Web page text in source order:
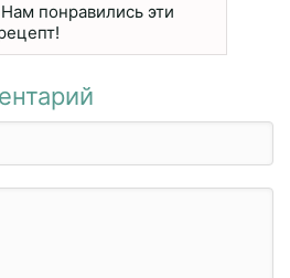
понравились эти